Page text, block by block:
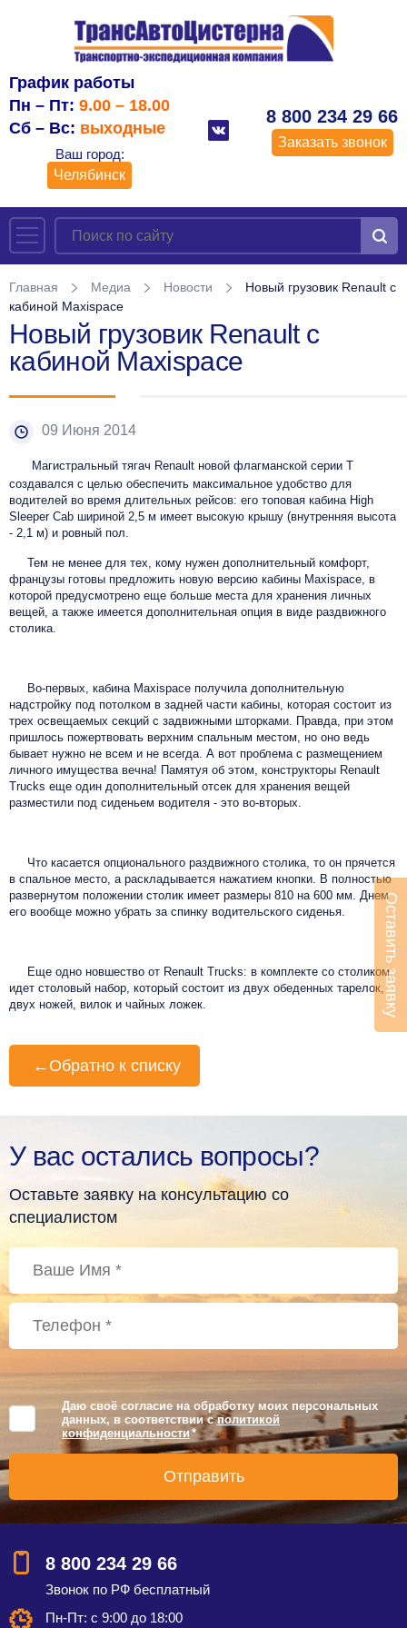
График работы
Пн – Пт: 9.00 – 18.00
Сб – Вс: выходные
Ваш город:
Челябинск
8 800 234 29 66
Заказать звонок
Главная Медиа Новости
Новый грузовик Renault с
кабиной Maxispace
Новый грузовик Renault с
кабиной Maxispace
09 Июня 2014
Магистральный тягач Renault новой флагманской серии T
создавался с целью обеспечить максимальное удобство для
водителей во время длительных рейсов: его топовая кабина High
Sleeper Cab шириной 2,5 м имеет высокую крышу (внутренняя высота
- 2,1 м) и ровный пол.
Тем не менее для тех, кому нужен дополнительный комфорт,
французы готовы предложить новую версию кабины Maxispace, в
которой предусмотрено еще больше места для хранения личных
вещей, а также имеется дополнительная опция в виде раздвижного
столика.
Во-первых, кабина Maxispace получила дополнительную
надстройку под потолком в задней части кабины, которая состоит из
трех освещаемых секций с задвижными шторками. Правда, при этом
пришлось пожертвовать верхним спальным местом, но оно ведь
бывает нужно не всем и не всегда. А вот проблема с размещением
личного имущества вечна! Памятуя об этом, конструкторы Renault
Trucks еще один дополнительный отсек для хранения вещей
разместили под сиденьем водителя - это во-вторых.
Что касается опционального раздвижного столика, то он прячется
в спальное место, а раскладывается нажатием кнопки. В полностью
развернутом положении столик имеет размеры 810 на 600 мм. Днем
его вообще можно убрать за спинку водительского сиденья.
Еще одно новшество от Renault Trucks: в комплекте со столиком
идет столовый набор, который состоит из двух обеденных тарелок,
двух ножей, вилок и чайных ложек.
← Обратно к списку
У вас остались вопросы?
Оставьте заявку на консультацию со
специалистом
Даю своё согласие на обработку моих персональных
данных, в соответствии сполитикой
конфиденциальности *
8 800 234 29 66
Звонок по РФ бесплатный
Пн-Пт: с 9:00 до 18:00
Оставить заявку